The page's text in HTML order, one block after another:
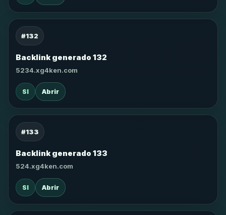
#132
Backlink generado 132
5234.xg4ken.com
SI Abrir
#133
Backlink generado 133
524.xg4ken.com
SI Abrir